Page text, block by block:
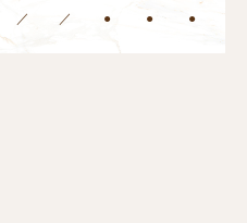
／ ／ ● ● ●